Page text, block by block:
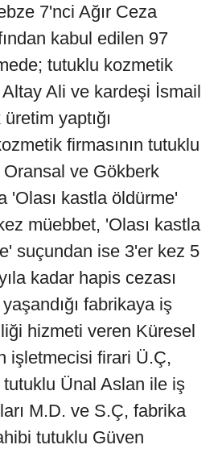
7'nci Ağır Ceza
kabul edilen 97
tutuklu kozmetik
Ali ve kardeşi İsmail
yaptığı
firmasının tutuklu
ve Gökberk
'Olası kastla öldürme'
müebbet, 'Olası kastla
suçundan ise 3'er kez 5
kadar hapis cezası
fabrikaya iş
hizmeti veren Küresel
işletmecisi firari Ü.Ç,
Ünal Aslan ile iş
M.D. ve S.Ç, fabrika
tutuklu Güven